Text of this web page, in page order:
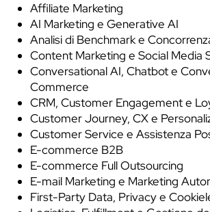
Affiliate Marketing
AI Marketing e Generative AI
Analisi di Benchmark e
Content Marketing e Social Media
Conversational AI, Chatbot e
Commerce
CRM, Customer Engagement e
Customer Journey, CX e
Customer Service e Assistenza
E-commerce B2B
E-commerce Full Outsourcing
E-mail Marketing e Marketing
First-Party Data, Privacy e